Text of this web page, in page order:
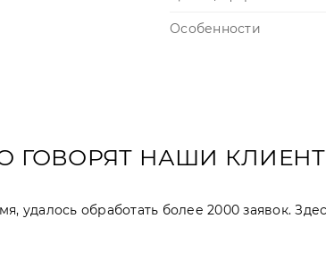
Особенности
ГОВОРЯТ НАШИ
удалось обработать более 2000 заявок.